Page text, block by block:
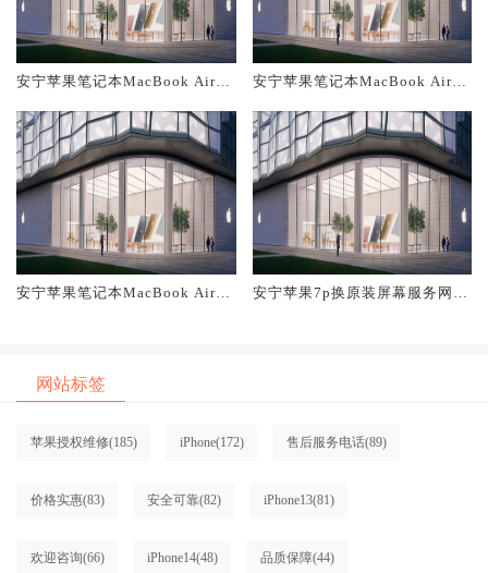
安宁苹果笔记本MacBook Air换
安宁苹果笔记本MacBook Air换
安宁苹果笔记本MacBook Air换
安宁苹果7p换原装屏幕服务网点
网站标签
苹果授权维修(185) iPhone(172) 售后服务电话(89)
价格实惠(83) 安全可靠(82) iPhone13(81)
欢迎咨询(66) iPhone14(48) 品质保障(44)